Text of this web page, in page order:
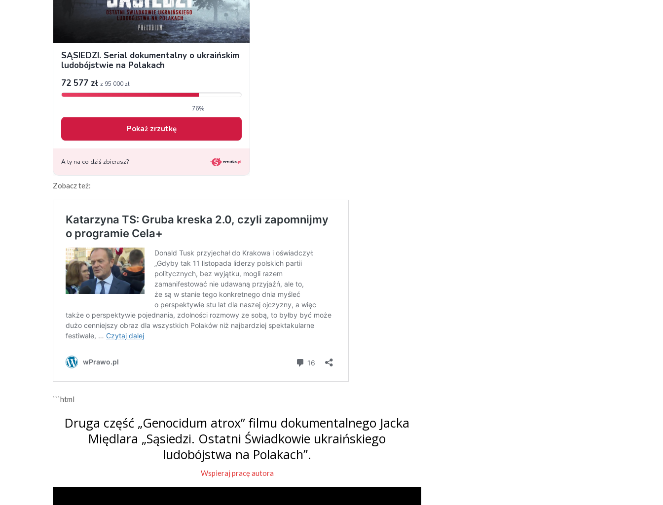
Zobacz też:
```html
Druga część „Genocidum atrox” filmu dokumentalnego Jacka
Międlara „Sąsiedzi. Ostatni Świadkowie ukraińskiego
ludobójstwa na Polakach”.
Wspieraj pracę autora